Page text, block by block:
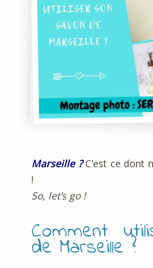
Marseille ?C’est ce dont
!
So, let’s go !
Comment
de Marseille ?